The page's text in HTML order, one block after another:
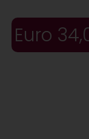
Euro